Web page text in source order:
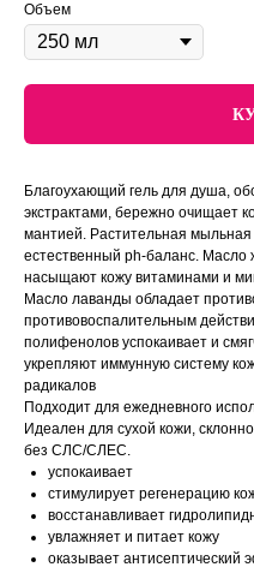
Объем
Благоухающий гель для душа,
экстрактами, бережно очищает
мантией. Растительная
естественный ph-баланс.
насыщают кожу витаминами и
Масло лаванды обладает
противовоспалительным
полифенолов успокаивает и
укрепляют иммунную систему
радикалов
Подходит для ежедневного
Идеален для сухой кожи,
без СЛС/СЛЕС.
успокаивает
стимулирует регенерацию
восстанавливает
увлажняет и питает кожу
оказывает антисептический